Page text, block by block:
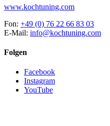
www.kochtuning.com
Fon: +49 (0) 76 22 66 83 03
E-Mail: info@kochtuning.com
Folgen
Facebook
Instagram
YouTube